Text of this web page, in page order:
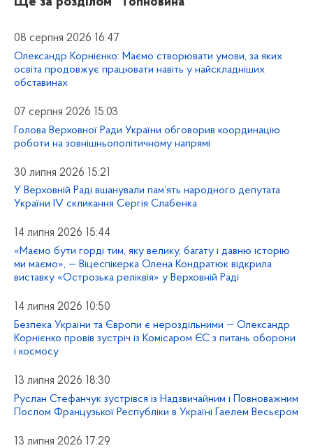
08 серпня 2026 16:47
Олександр Корнієнко: Маємо створювати умови, за яких
освіта продовжує працювати навіть у найскладніших
обставинах
07 серпня 2026 15:03
Голова Верховної Ради України обговорив координацію
роботи на зовнішньополітичному напрямі
30 липня 2026 15:21
У Верховній Раді вшанували пам’ять народного депутата
України IV скликання Сергія Слабенка
14 липня 2026 15:44
«Маємо бути горді тим, яку велику, багату і давню історію
ми маємо», — Віцеспікерка Олена Кондратюк відкрила
виставку «Острозька реліквія» у Верховній Раді
14 липня 2026 10:50
Безпека України та Європи є нероздільними — Олександр
Корнієнко провів зустріч із Комісаром ЄС з питань оборони
і космосу
13 липня 2026 18:30
Руслан Стефанчук зустрівся із Надзвичайним і Повноважним
Послом Французької Республіки в Україні Гаелем Весьєром
13 липня 2026 17:29